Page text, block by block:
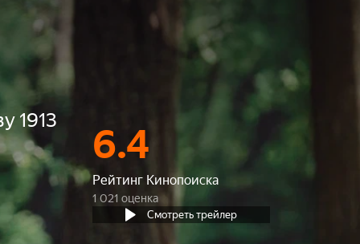
1913
6.4
Рейтинг Кинопоиска
1 021 оценка
Смотреть трейлер